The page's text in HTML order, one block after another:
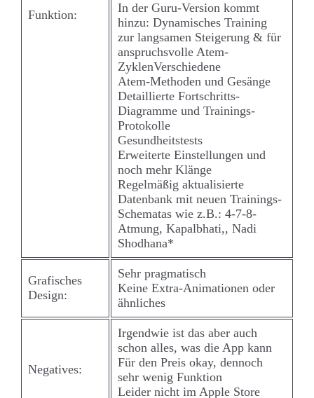
Funktion:
In der Guru-Version kommt
hinzu: Dynamisches Training
zur langsamen Steigerung & für
anspruchsvolle Atem-
ZyklenVerschiedene
Atem-Methoden und Gesänge
Detaillierte Fortschritts-
Diagramme und Trainings-
Protokolle
Gesundheitstests
Erweiterte Einstellungen und
noch mehr Klänge
Regelmäßig aktualisierte
Datenbank mit neuen Trainings-
Schematas wie z.B.: 4-7-8-
Atmung, Kapalbhati,, Nadi
Shodhana*
Grafisches
Design:
Sehr pragmatisch
Keine Extra-Animationen oder
ähnliches
Negatives:
Irgendwie ist das aber auch
schon alles, was die App kann
Für den Preis okay, dennoch
sehr wenig Funktion
Leider nicht im Apple Store